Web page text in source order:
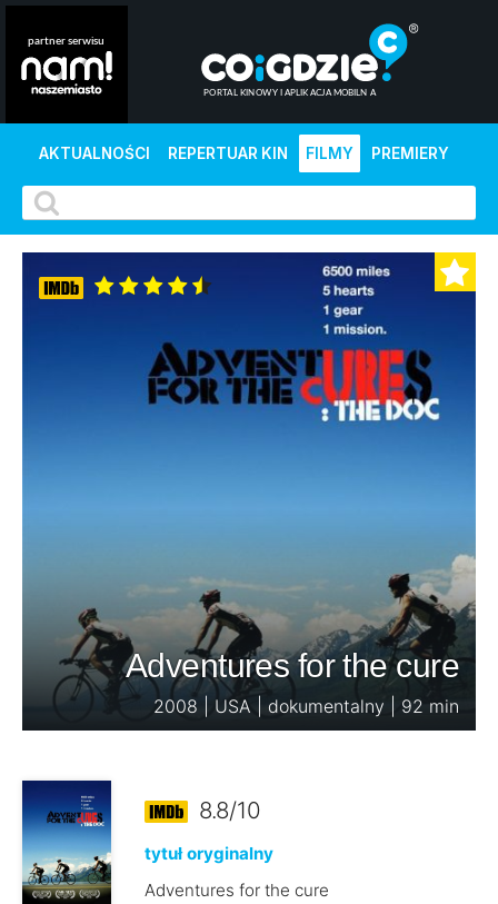
AKTUALNOŚCI REPERTUAR KIN FILMY PREMIERY
Adventures for the cure
2008 | USA | dokumentalny | 92 min
8.8/10
tytuł oryginalny
Adventures for the cure